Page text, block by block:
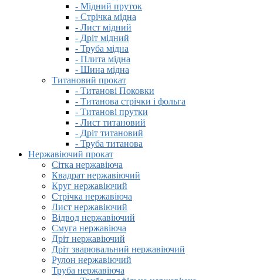
- Мідний пруток
- Стрічка мідна
- Лист мідний
- Дріт мідний
- Труба мідна
- Плита мідна
- Шина мідна
Титановий прокат
- Титанові Поковки
- Титанова стрічки і фольга
- Титанові прутки
- Лист титановий
- Дріт титановий
- Труба титанова
Нержавіючий прокат
Сітка нержавіюча
Квадрат нержавіючий
Круг нержавіючий
Стрічка нержавіюча
Лист нержавіючий
Відвод нержавіючий
Смуга нержавіюча
Дріт нержавіючий
Дріт зварювальний нержавіючий
Рулон нержавіючий
Труба нержавіюча